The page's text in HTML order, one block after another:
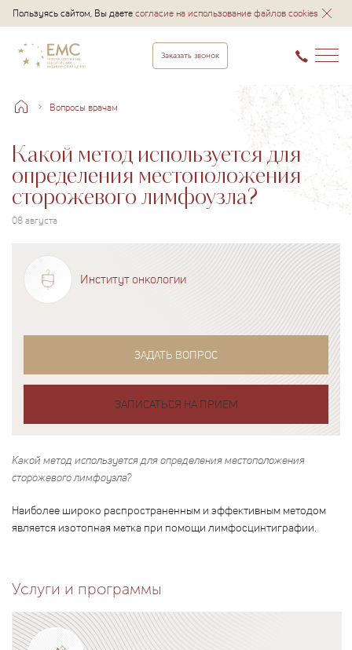
Пользуясь сайтом, Вы даетесогласие на использование файлов cookies
Заказать звонок
Вопросы врачам
Какой метод используется для
определения местоположения
сторожевого лимфоузла?
08 августа
Институт онкологии
ЗАДАТЬ ВОПРОС
ЗАПИСАТЬСЯ НА ПРИЕМ
Какой метод используется для определения местоположения
сторожевого лимфоузла?
Наиболее широко распространенным и эффективным методом
является изотопная метка при помощи лимфосцинтиграфии.
Услуги и программы